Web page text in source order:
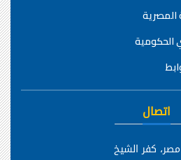
المصرية
الحكومية
اتصال
كفر الشيخ